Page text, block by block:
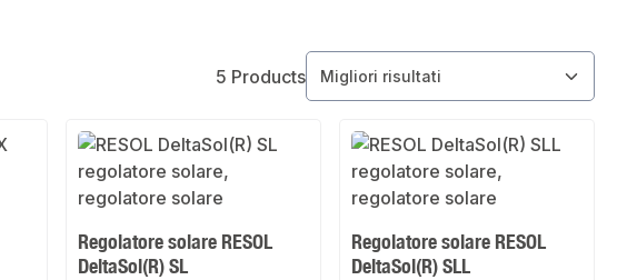
5 Products
Regolatore solare RESOL
DeltaSol(R) SL
Regolatore solare RESOL
DeltaSol(R) SLL